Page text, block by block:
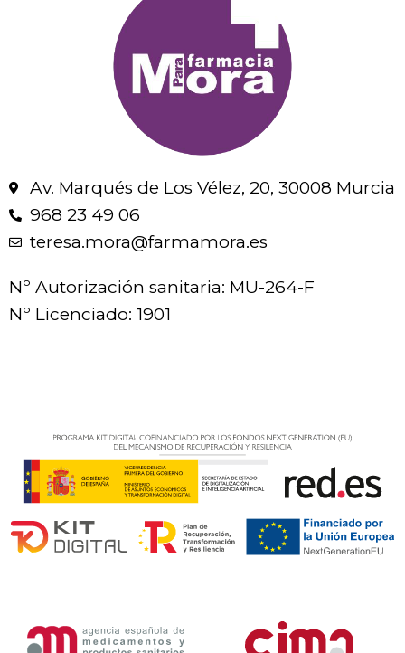
Av. Marqués de Los Vélez, 20, 30008 Murcia
968 23 49 06
teresa.mora@farmamora.es
Nº Autorización sanitaria: MU-264-F
Nº Licenciado: 1901